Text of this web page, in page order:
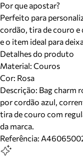
Por que apostar?
Perfeito para
cordão, tira de couro e
e o item ideal para
Detalhes do produto
Material: Couros
Cor: Rosa
Descrição: Bag charm
por cordão azul,
tira de couro com
da marca.
Referência: